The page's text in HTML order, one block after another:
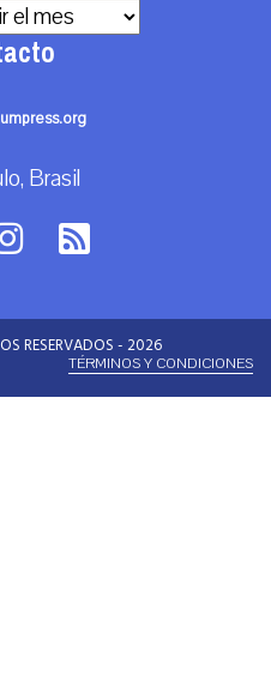
Brasil
RESERVADOS - 2026
TÉRMINOS Y CONDICIONES